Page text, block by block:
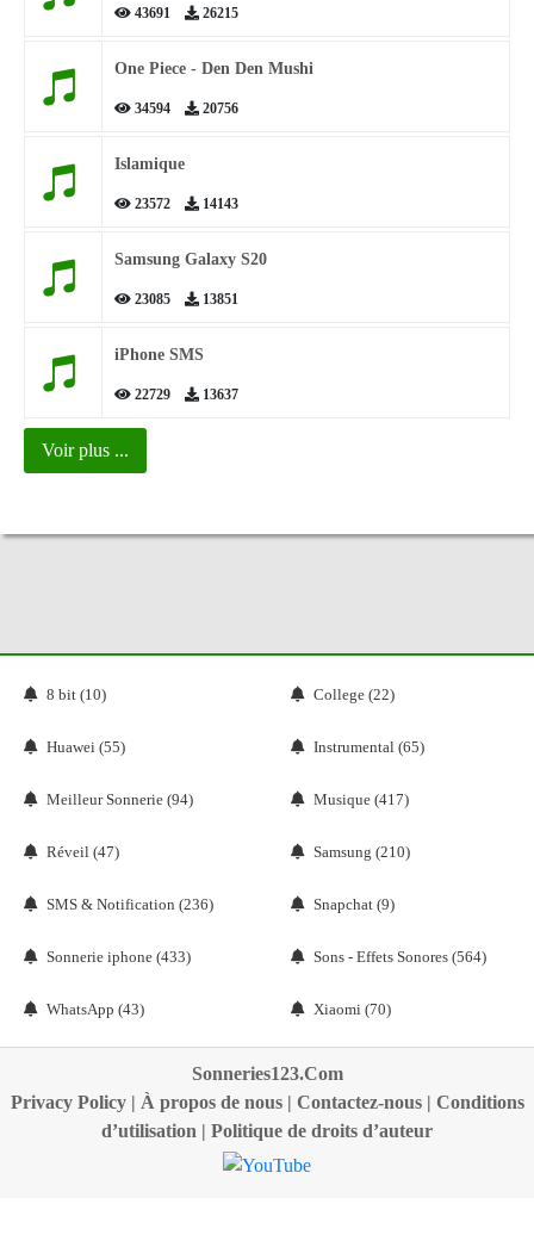
43691 26215
One Piece - Den Den Mushi
34594 20756
Islamique
23572 14143
Samsung Galaxy S20
23085 13851
iPhone SMS
22729 13637
Voir plus ...
8 bit (10) College (22)
Huawei (55) Instrumental (65)
Meilleur Sonnerie (94) Musique (417)
Réveil (47) Samsung (210)
SMS & Notification (236) Snapchat (9)
Sonnerie iphone (433) Sons - Effets Sonores (564)
WhatsApp (43) Xiaomi (70)
Sonneries123.Com
Privacy Policy| À propos de nous| Contactez-nous| Conditions
d’utilisation | Politique de droits d’auteur